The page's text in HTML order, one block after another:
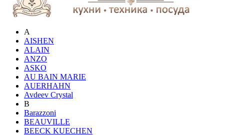
A
AISHEN
ALAIN
ANZO
ASKO
AU BAIN MARIE
AUERHAHN
Avdeev Crystal
B
Barazzoni
BEAUVILLE
BEECK KUECHEN